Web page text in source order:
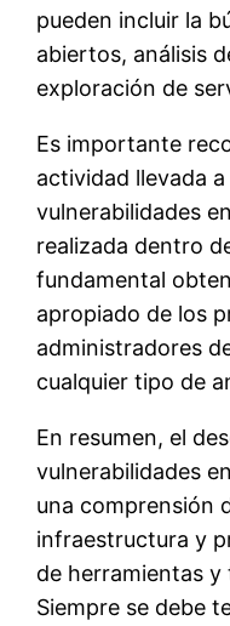
pueden incluir la
abiertos, análisis
exploración de
Es importante
actividad llevada
vulnerabilidades
realizada dentro
fundamental
apropiado de los
administradores
cualquier tipo de
En resumen, el
vulnerabilidades
una comprensión
infraestructura y
de herramientas y
Siempre se debe